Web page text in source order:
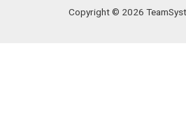
Copyright © 2026